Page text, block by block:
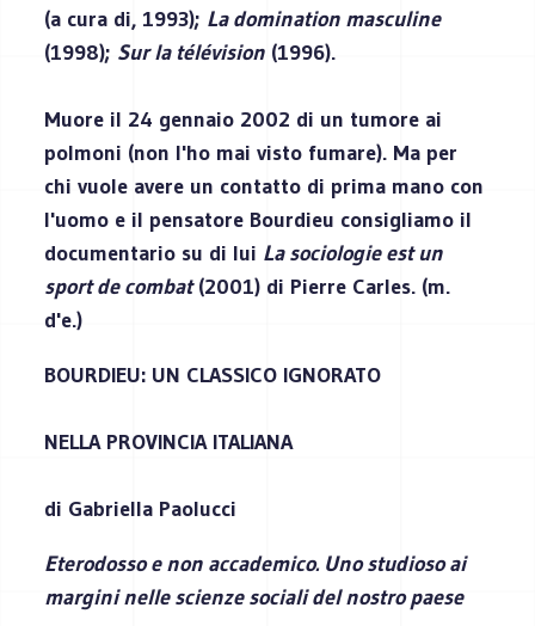
(a cura di, 1993); La domination masculine
(1998); Sur la télévision (1996).
Muore il 24 gennaio 2002 di un tumore ai
polmoni (non l'ho mai visto fumare). Ma per
chi vuole avere un contatto di prima mano con
l'uomo e il pensatore Bourdieu consigliamo il
documentario su di lui La sociologie est un
sport de combat(2001) di Pierre Carles. (m.
d'e.)
BOURDIEU: UN CLASSICO IGNORATO
NELLA PROVINCIA ITALIANA
di Gabriella Paolucci
Eterodosso e non accademico. Uno studioso ai
margini nelle scienze sociali del nostro paese